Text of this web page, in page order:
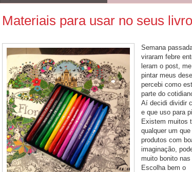
Materiais para usar no seus
Semana
viraram febre
leram o post,
pintar meus
percebi como
parte do
Aí decidi dividir
e que uso para
Existem muitos
qualquer um
produtos com
imaginação,
muito bonito nas
Escolha bem o